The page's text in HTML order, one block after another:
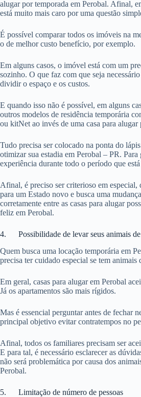
alugar por temporada em Perobal. Afinal,
está muito mais caro por uma questão
É possível comparar todos os imóveis na
o de melhor custo benefício, por exemplo.
Em alguns casos, o imóvel está com um
sozinho. O que faz com que seja
dividir o espaço e os custos.
E quando isso não é possível, em alguns
outros modelos de residência temporária
ou kitNet ao invés de uma casa para alugar
Tudo precisa ser colocado na ponta do
otimizar sua estadia em Perobal – PR. Para
experiência durante todo o período que
Afinal, é preciso ser criterioso em especial,
para um Estado novo e busca uma
corretamente entre as casas para alugar
feliz em Perobal.
4. Possibilidade de levar seus animais de
Quem busca uma locação temporária em
precisa ter cuidado especial se tem animais
Em geral, casas para alugar em Perobal
Já os apartamentos são mais rígidos.
Mas é essencial perguntar antes de fechar
principal objetivo evitar contratempos no
Afinal, todos os familiares precisam ser
E para tal, é necessário esclarecer as
não será problemática por causa dos
Perobal.
5. Limitação de número de pessoas